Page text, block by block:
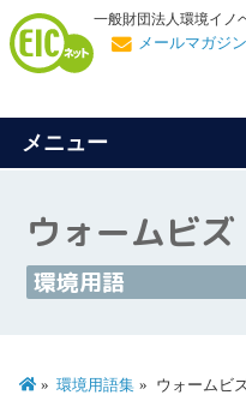
一般財団法人環境イノ
メールマガジ
メニュー
ウォームビズ
環境用語
環境用語集 ウォームビ